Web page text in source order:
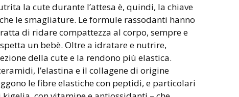
la cute durante l’attesa è, quindi, la chiave
le smagliature. Le formule rassodanti hanno
di ridare compattezza al corpo, sempre e
un bebè. Oltre a idratare e nutrire,
della cute e la rendono più elastica.
l’elastina e il collagene di origine
le fibre elastiche con peptidi, e particolari